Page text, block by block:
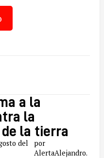
a la
la
la tierra
del
por
AlertaAlejandro.